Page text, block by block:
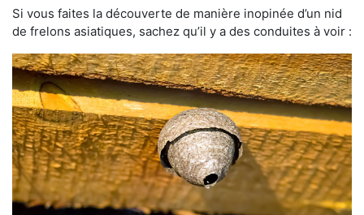
Si vous faites la découverte de manière inopinée d’un nid
de frelons asiatiques, sachez qu’il y a des conduites à voir :